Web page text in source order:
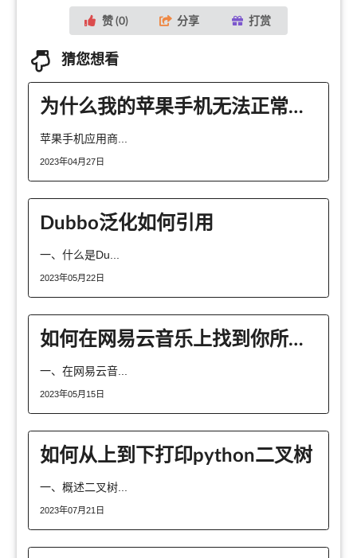
赞 (0) 分享 打赏
猜您想看
为什么我的苹果手机无法正常使用应用商店？
苹果手机应用商...
2023年04月27日
Dubbo泛化如何引用
一、什么是Du...
2023年05月22日
如何在网易云音乐上找到你所喜欢的歌曲和专辑？
一、在网易云音...
2023年05月15日
如何从上到下打印python二叉树
一、概述二叉树...
2023年07月21日